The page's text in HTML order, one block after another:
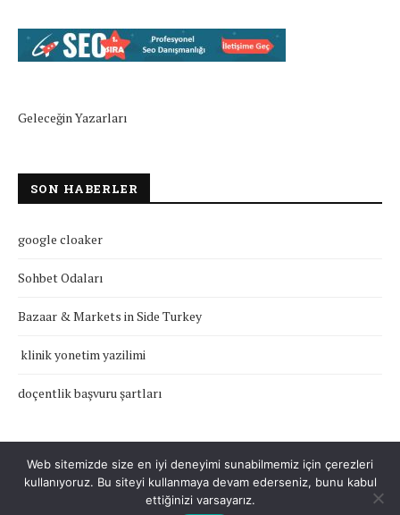
Geleceğin Yazarları
SON HABERLER
google cloaker
Sohbet Odaları
Bazaar & Markets in Side Turkey
klinik yonetim yazilimi
doçentlik başvuru şartları
Gizlilik Politikası Hakkımızda
Web sitemizde size en iyi deneyimi sunabilmemiz için çerezleri
kullanıyoruz. Bu siteyi kullanmaya devam ederseniz, bunu kabul
ettiğinizi varsayarız.